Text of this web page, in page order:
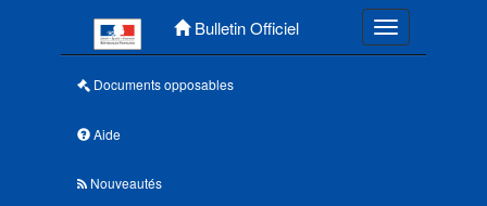
Bulletin Officiel Toggle
Documents opposables
Aide
Nouveautés